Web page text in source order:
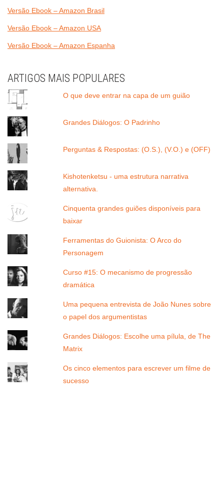
Versão Ebook – Amazon Brasil
Versão Ebook – Amazon USA
Versão Ebook – Amazon Espanha
ARTIGOS MAIS POPULARES
O que deve entrar na capa de um guião
Grandes Diálogos: O Padrinho
Perguntas & Respostas: (O.S.), (V.O.) e (OFF)
Kishotenketsu - uma estrutura narrativa
alternativa.
Cinquenta grandes guiões disponíveis para
baixar
Ferramentas do Guionista: O Arco do
Personagem
Curso #15: O mecanismo de progressão
dramática
Uma pequena entrevista de João Nunes sobre
o papel dos argumentistas
Grandes Diálogos: Escolhe uma pílula, de The
Matrix
Os cinco elementos para escrever um filme de
sucesso